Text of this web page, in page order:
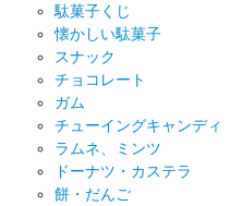
駄菓子くじ
懐かしい駄菓子
スナック
チョコレート
ガム
チューイングキャンディ
ラムネ、ミンツ
ドーナツ・カステラ
餅・だんご